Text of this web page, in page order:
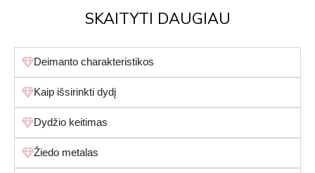
SKAITYTI DAUGIAU
Deimanto charakteristikos
Kaip išsirinkti dydį
Dydžio keitimas
Žiedo metalas